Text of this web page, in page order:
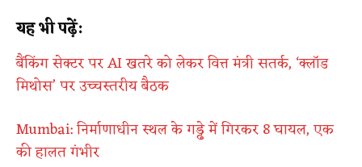
यह भी पढ़ें:
बैंकिंग सेक्टर पर AI खतरे को लेकर वित्त मंत्री सतर्क, ‘क्लॉड
मिथोस’ पर उच्चस्तरीय बैठक
Mumbai: निर्माणाधीन स्थल के गड्ढे में गिरकर 8 घायल, एक
की हालत गंभीर